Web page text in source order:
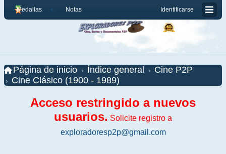
Identificarse
Medallas Notas
Página de inicio Índice general
Cine P2P
Cine Clásico (1900 - 1989)
Acceso restringido a nuevos
usuarios. Solicite registro a
exploradoresp2p@gmail.com